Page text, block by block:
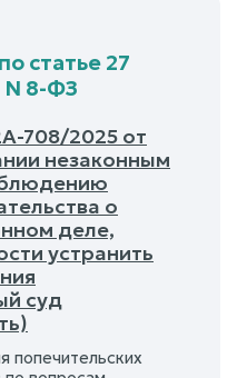
статье 27
N 8-ФЗ
708/2025 от
незаконным
о
деле,
устранить
суд
попечительских